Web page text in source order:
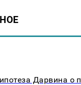
Дарвина о